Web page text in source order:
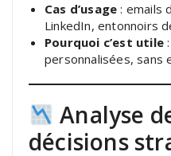
Cas d’usage : emails
LinkedIn, entonnoirs
Pourquoi c’est utile
personnalisées, sans
Analyse
décisions